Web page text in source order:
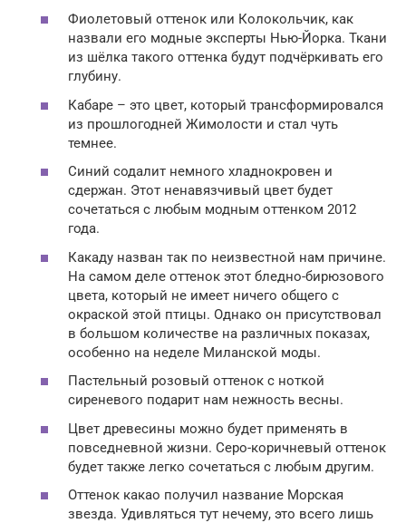
Фиолетовый оттенок или Колокольчик, как
назвали его модные эксперты Нью-Йорка. Ткани
из шёлка такого оттенка будут подчёркивать его
глубину.
Кабаре – это цвет, который трансформировался
из прошлогодней Жимолости и стал чуть
темнее.
Синий содалит немного хладнокровен и
сдержан. Этот ненавязчивый цвет будет
сочетаться с любым модным оттенком 2012
года.
Какаду назван так по неизвестной нам причине.
На самом деле оттенок этот бледно-бирюзового
цвета, который не имеет ничего общего с
окраской этой птицы. Однако он присутствовал
в большом количестве на различных показах,
особенно на неделе Миланской моды.
Пастельный розовый оттенок с ноткой
сиреневого подарит нам нежность весны.
Цвет древесины можно будет применять в
повседневной жизни. Серо-коричневый оттенок
будет также легко сочетаться с любым другим.
Оттенок какао получил название Морская
звезда. Удивляться тут нечему, это всего лишь